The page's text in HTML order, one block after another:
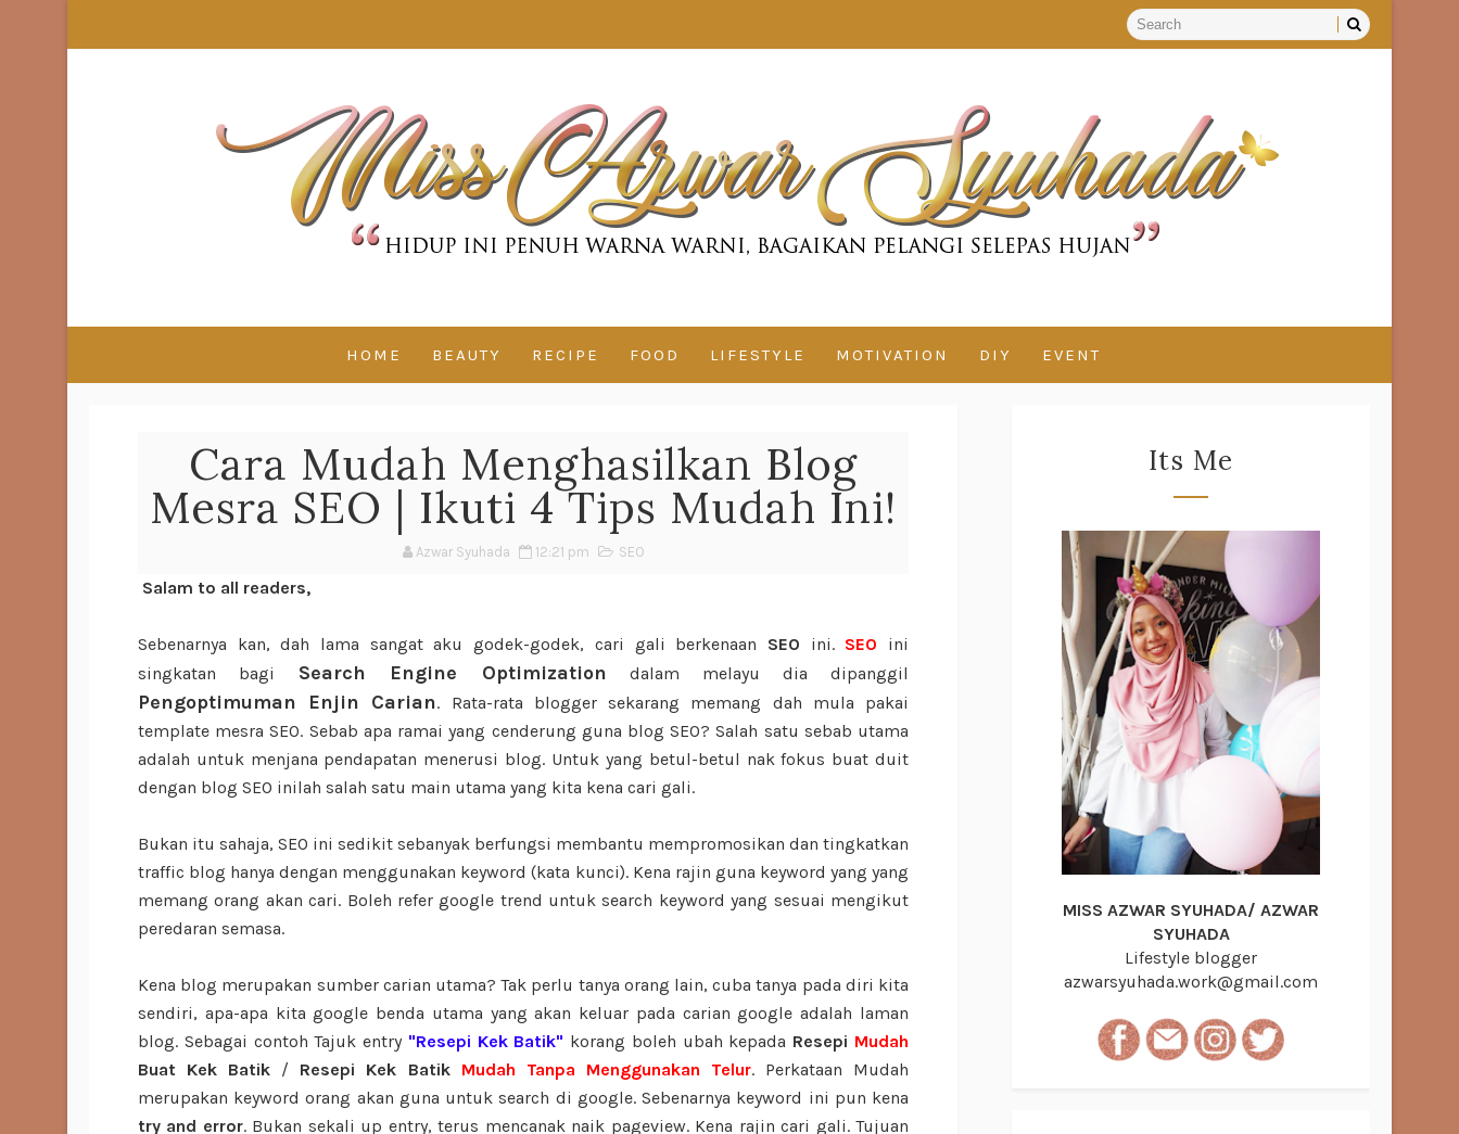
HOME BEAUTY RECIPE FOOD LIFESTYLE MOTIVATION DIY EVENT
Cara Mudah Menghasilkan Blog
Mesra SEO | Ikuti 4 Tips Mudah Ini!
Azwar Syuhada 12:21 pm SEO
Salam to all readers,
Sebenarnya kan, dah lama sangat aku godek-godek, cari gali berkenaan SEO ini. SEO ini
singkatan bagi
Search Engine Optimization dalam melayu dia dipanggil
Pengoptimuman Enjin Carian. Rata-rata blogger sekarang memang dah mula pakai
template mesra SEO. Sebab apa ramai yang cenderung guna blog SEO? Salah satu sebab utama
adalah untuk menjana pendapatan menerusi blog. Untuk yang betul-betul nak fokus buat duit
dengan blog SEO inilah salah satu main utama yang kita kena cari gali.
Bukan itu sahaja, SEO ini sedikit sebanyak berfungsi membantu mempromosikan dan tingkatkan
traffic blog hanya dengan menggunakan keyword (kata kunci). Kena rajin guna keyword yang yang
memang orang akan cari. Boleh refer google trend untuk search keyword yang sesuai mengikut
peredaran semasa.
Kena blog merupakan sumber carian utama? Tak perlu tanya orang lain, cuba tanya pada diri kita
sendiri, apa-apa kita google benda utama yang akan keluar pada carian google adalah laman
blog. Sebagai contoh Tajuk entry "Resepi Kek Batik" korang boleh ubah kepada Resepi Mudah
Buat Kek Batik / Resepi Kek Batik Mudah Tanpa Menggunakan Telur. Perkataan Mudah
merupakan keyword orang akan guna untuk search di google. Sebenarnya keyword ini pun kena
try and error. Bukan sekali up entry, terus mencanak naik pageview. Kena rajin cari gali. Tujuan
Its Me
MISS AZWAR SYUHADA/ AZWAR
SYUHADA
Lifestyle blogger
azwarsyuhada.work@gmail.com